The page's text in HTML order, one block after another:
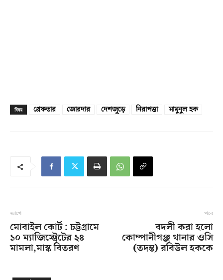
বিষয় গ্রেফতার জোরদার দেশজুড়ে নিরাপত্তা মামুনুল হক
আগে
মোবাইল কোর্ট : চট্টগ্রামে
১০ ম্যাজিস্ট্রেটের ২৪
মামলা,মাস্ক বিতরণ
পরে
বদলী করা হলো
কোম্পানীগঞ্জ থানার ওসি
(তদন্ত) রবিউল হককে